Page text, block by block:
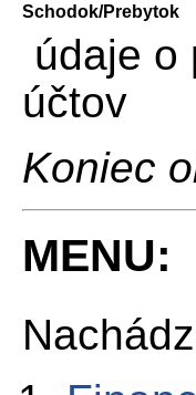
Schodok/Prebytok
údaje o
účtov
Koniec
MENU: